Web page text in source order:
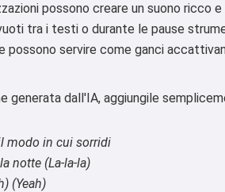
possono creare un suono ricco
tra i testi o durante le pause
possono servire come ganci
generata dall'IA, aggiungile
modo in cui sorridi
notte (La-la-la)
(Yeah)
creare canzoni, scrivere
poesie e auguri 🥰